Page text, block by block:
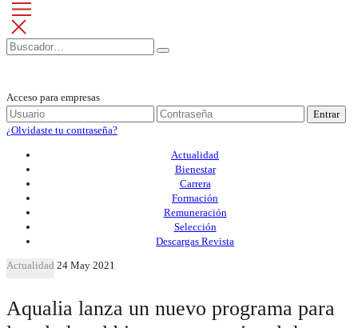
Acceso para empresas
Entrar
¿Olvidaste tu contraseña?
Actualidad
Bienestar
Carrera
Formación
Remuneración
Selección
Descargas Revista
Actualidad 24 May 2021
Aqualia lanza un nuevo programa para